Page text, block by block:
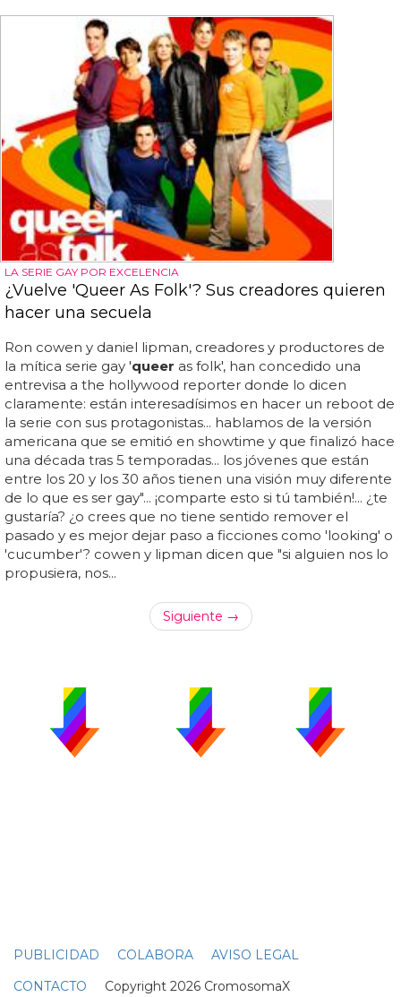
LA SERIE GAY POR EXCELENCIA
¿Vuelve 'Queer As Folk'? Sus creadores quieren
hacer una secuela
Ron cowen y daniel lipman, creadores y productores de
la mítica serie gay 'queer as folk', han concedido una
entrevisa a the hollywood reporter donde lo dicen
claramente: están interesadísimos en hacer un reboot de
la serie con sus protagonistas... hablamos de la versión
americana que se emitió en showtime y que finalizó hace
una década tras 5 temporadas... los jóvenes que están
entre los 20 y los 30 años tienen una visión muy diferente
de lo que es ser gay"... ¡comparte esto si tú también!... ¿te
gustaría? ¿o crees que no tiene sentido remover el
pasado y es mejor dejar paso a ficciones como 'looking' o
'cucumber'? cowen y lipman dicen que "si alguien nos lo
propusiera, nos...
Siguiente →
PUBLICIDAD COLABORA
AVISO LEGAL
CONTACTO Copyright 2026 CromosomaX